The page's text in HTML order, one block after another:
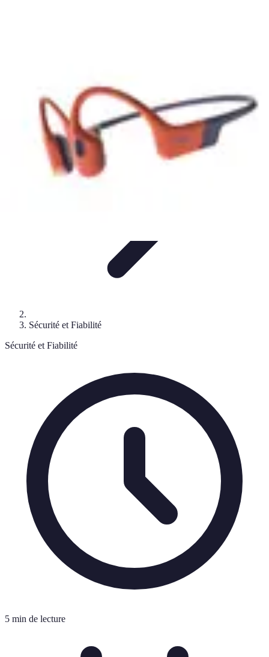
Sécurité et Fiabilité
Sécurité et Fiabilité
5 min de lecture